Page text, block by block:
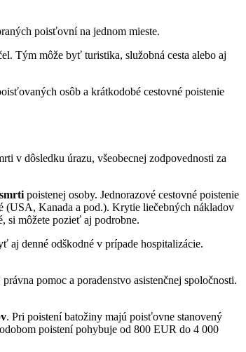
poisťovní na jednom mieste.
Tým môže byť turistika, služobná cesta alebo aj
osôb a krátkodobé cestovné poistenie
v dôsledku úrazu, všeobecnej zodpovednosti za
poistenej osoby. Jednorazové cestovné poistenie
(USA, Kanada a pod.). Krytie liečebných nákladov
si môžete pozieť aj podrobne.
aj denné odškodné v prípade hospitalizácie.
pomoc a poradenstvo asistenčnej spoločnosti.
. Pri poistení batožiny majú poisťovne stanovený
poistení pohybuje od 800 EUR do 4 000